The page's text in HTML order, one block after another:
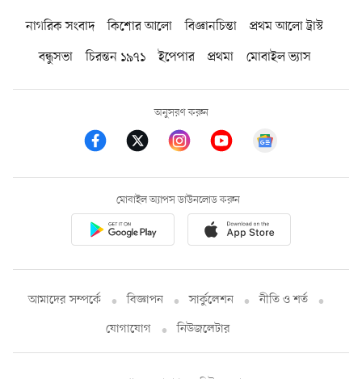
নাগরিক সংবাদ কিশোর আলো বিজ্ঞানচিন্তা
প্রথম আলো ট্রাস্ট
বন্ধুসভা
চিরন্তন ১৯৭১ ইপেপার প্রথমা মোবাইল ভ্যাস
অনুসরণ করুন
মোবাইল অ্যাপস ডাউনলোড করুন
আমাদের সম্পর্কে বিজ্ঞাপন সার্কুলেশন
নীতি ও শর্ত
যোগাযোগ
নিউজলেটার